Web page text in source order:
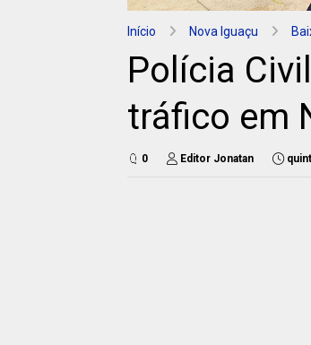
Início Nova Iguaçu
Polícia
tráfico em
0 Editor Jonatan